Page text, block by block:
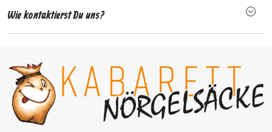
Wie kontaktierst Du uns?